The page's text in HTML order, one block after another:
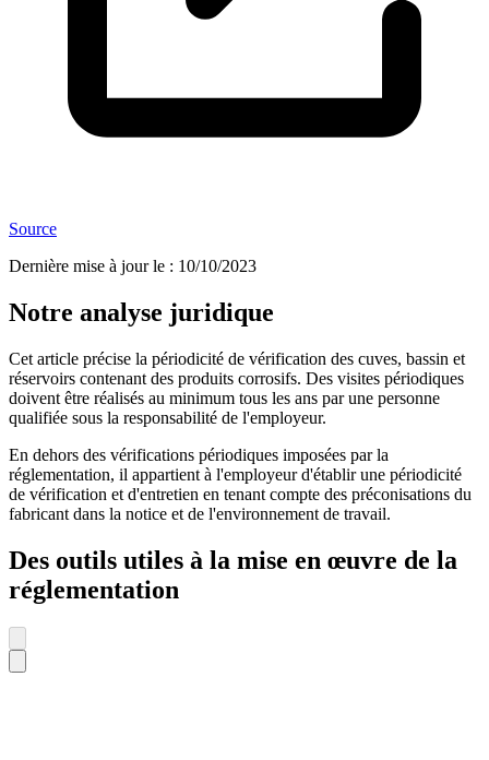
Source
Dernière mise à jour le : 10/10/2023
Notre analyse juridique
Cet article précise la périodicité de vérification des cuves, bassin et
réservoirs contenant des produits corrosifs. Des visites périodiques
doivent être réalisés au minimum tous les ans par une personne
qualifiée sous la responsabilité de l'employeur.
En dehors des vérifications périodiques imposées par la
réglementation, il appartient à l'employeur d'établir une périodicité
de vérification et d'entretien en tenant compte des préconisations du
fabricant dans la notice et de l'environnement de travail.
Des outils utiles à la mise en œuvre de la
réglementation